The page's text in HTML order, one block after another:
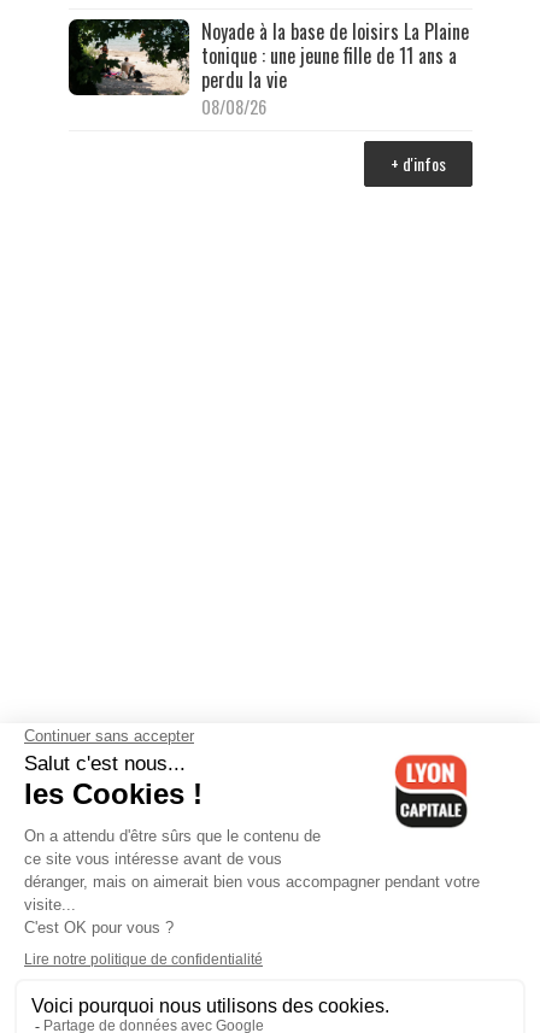
Noyade à la base de loisirs La Plaine
tonique : une jeune fille de 11 ans a
perdu la vie
08/08/26
+ d'infos
Contactez-nous-Mentions légales-CGV-Politique de